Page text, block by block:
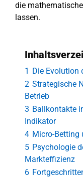
die
lassen.
1 Die Evolution
2 Strategische
Betrieb
3 Ballkontakte
Indikator
4 Micro-Betting
5 Psychologie
Markteffizienz
6